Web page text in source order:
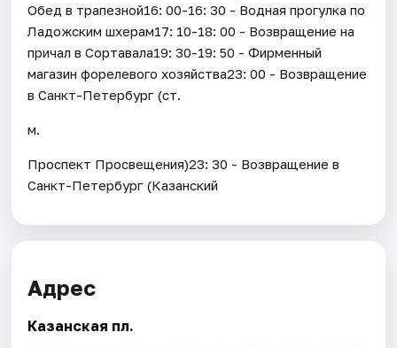
Обед в трапезной16: 00-16: 30 - Водная прогулка по
Ладожским шхерам17: 10-18: 00 - Возвращение на
причал в Сортавала19: 30-19: 50 - Фирменный
магазин форелевого хозяйства23: 00 - Возвращение
в Санкт-Петербург (ст.
м.
Проспект Просвещения)23: 30 - Возвращение в
Санкт-Петербург (Казанский
Адрес
Казанская пл.